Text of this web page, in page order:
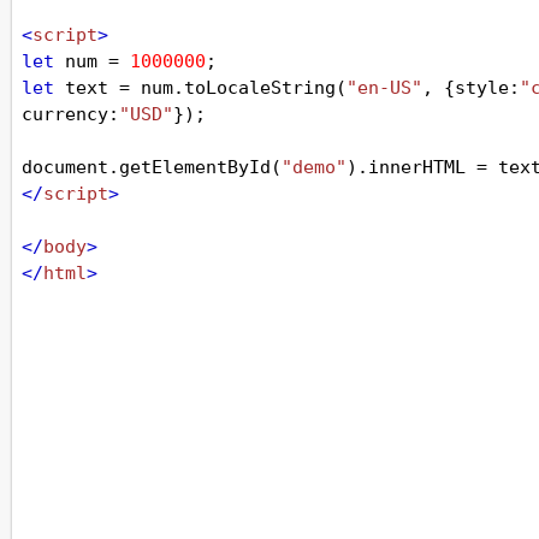
<script>
let
num = 1000000 ;
let
text = num. toLocaleString ( "en-US" , {style:
currency: "USD"});
document . getElementById ( "demo" ). innerHTML = text
</script>
</body>
</html>